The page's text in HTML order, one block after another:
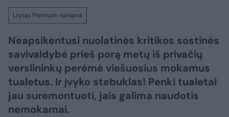
Lrytas Premium nariams
Neapsikentusi nuolatinės kritikos sostinės
savivaldybė prieš porą metų iš privačių
verslininkų perėmė viešuosius mokamus
tualetus. Ir įvyko stebuklas! Penki tualetai
jau suremontuoti, jais galima naudotis
nemokamai.